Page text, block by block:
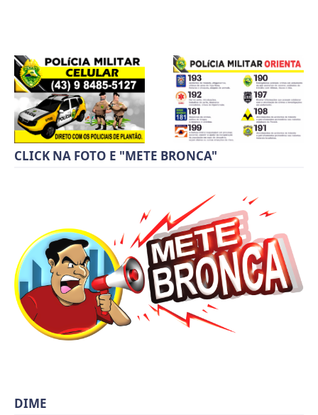
CLICK NA FOTO E "METE BRONCA"
DIME